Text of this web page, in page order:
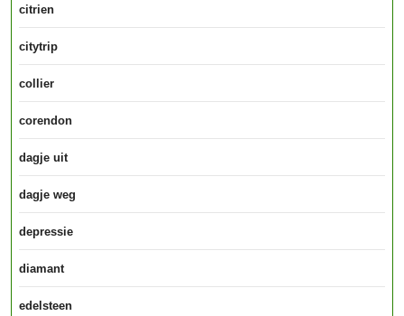
citrien
citytrip
collier
corendon
dagje uit
dagje weg
depressie
diamant
edelsteen